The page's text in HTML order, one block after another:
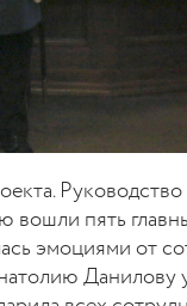
пять
эмоциями от
Данилову